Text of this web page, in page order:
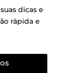
dicas e
rápida e